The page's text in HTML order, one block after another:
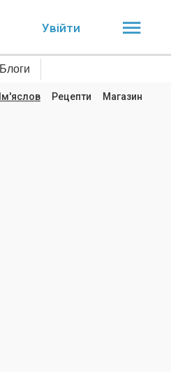
Увійти
Блоги
Ім'яслов Рецепти Магазин